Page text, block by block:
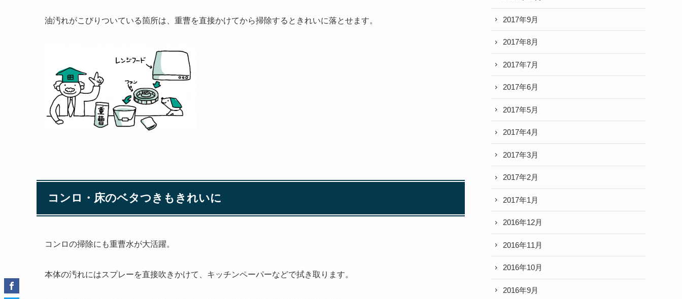
油汚れがこびりついている箇所は、重曹を直接かけてから掃除するときれいに落とせます。
コンロ・床のベタつきもきれいに
コンロの掃除にも重曹水が大活躍。
本体の汚れにはスプレーを直接吹きかけて、キッチンペーパーなどで拭き取ります。
2017年9月
2017年8月
2017年7月
2017年6月
2017年5月
2017年4月
2017年3月
2017年2月
2017年1月
2016年12月
2016年11月
2016年10月
2016年9月